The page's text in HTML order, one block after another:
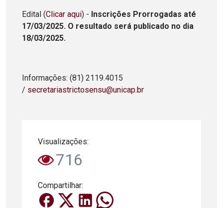
Edital (Clicar aqui) - Inscrições Prorrogadas até
17/03/2025. O resultado será publicado no dia
18/03/2025.
Informações: (81) 2119.4015
/ secretariastrictosensu@unicap.br
Visualizações:
716
Compartilhar: